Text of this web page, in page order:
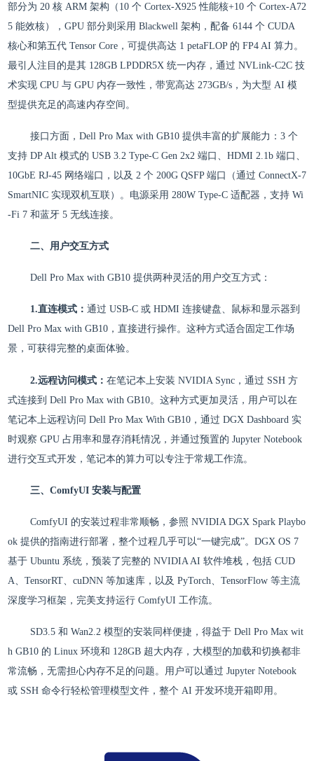
部分为 20 核 ARM 架构（10 个 Cortex-X925 性能核+10 个 Cortex-A72
5 能效核），GPU 部分则采用 Blackwell 架构，配备 6144 个 CUDA
核心和第五代 Tensor Core，可提供高达 1 petaFLOP 的 FP4 AI 算力。
最引人注目的是其 128GB LPDDR5X 统一内存，通过 NVLink-C2C 技
术实现 CPU 与 GPU 内存一致性，带宽高达 273GB/s，为大型 AI 模
型提供充足的高速内存空间。
接口方面，Dell Pro Max with GB10 提供丰富的扩展能力：3 个
支持 DP Alt 模式的 USB 3.2 Type-C Gen 2x2 端口、HDMI 2.1b 端口、
10GbE RJ-45 网络端口，以及 2 个 200G QSFP 端口（通过 ConnectX-7
SmartNIC 实现双机互联）。电源采用 280W Type-C 适配器，支持 Wi
-Fi 7 和蓝牙 5 无线连接。
二、用户交互方式
Dell Pro Max with GB10 提供两种灵活的用户交互方式：
1.直连模式： 通过 USB-C 或 HDMI 连接键盘、鼠标和显示器到
Dell Pro Max with GB10，直接进行操作。这种方式适合固定工作场
景，可获得完整的桌面体验。
2.远程访问模式： 在笔记本上安装 NVIDIA Sync，通过 SSH 方
式连接到 Dell Pro Max with GB10。这种方式更加灵活，用户可以在
笔记本上远程访问 Dell Pro Max With GB10，通过 DGX Dashboard 实
时观察 GPU 占用率和显存消耗情况，并通过预置的 Jupyter Notebook
进行交互式开发，笔记本的算力可以专注于常规工作流。
三、ComfyUI 安装与配置
ComfyUI 的安装过程非常顺畅，参照 NVIDIA DGX Spark Playbo
ok 提供的指南进行部署，整个过程几乎可以“一键完成”。DGX OS 7
基于 Ubuntu 系统，预装了完整的 NVIDIA AI 软件堆栈，包括 CUD
A、TensorRT、cuDNN 等加速库，以及 PyTorch、TensorFlow 等主流
深度学习框架，完美支持运行 ComfyUI 工作流。
SD3.5 和 Wan2.2 模型的安装同样便捷，得益于 Dell Pro Max wit
h GB10 的 Linux 环境和 128GB 超大内存，大模型的加载和切换都非
常流畅，无需担心内存不足的问题。用户可以通过 Jupyter Notebook
或 SSH 命令行轻松管理模型文件，整个 AI 开发环境开箱即用。